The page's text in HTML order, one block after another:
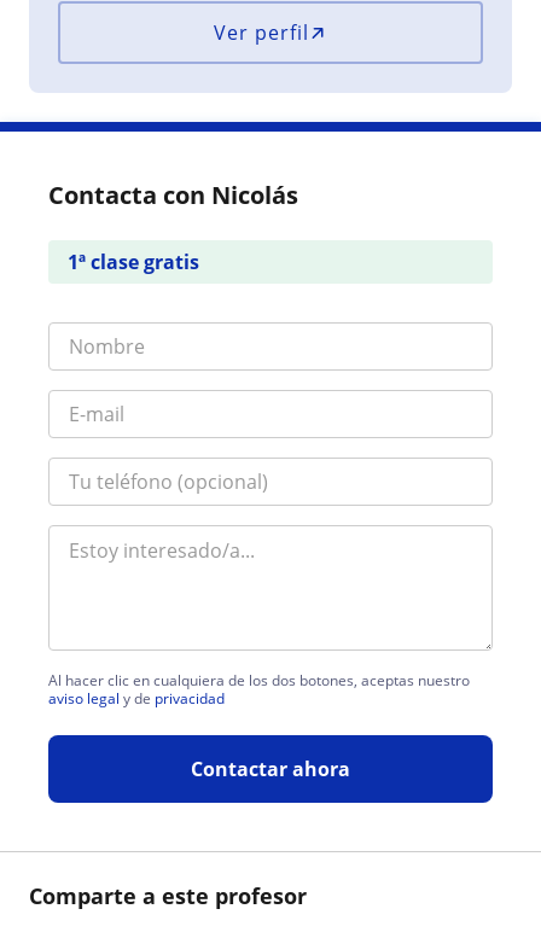
Comparte a este profesor
Ver perfil
Contacta con Nicolás
1ª clase gratis
Al hacer clic en cualquiera de los dos botones, aceptas nuestro
aviso legal y de privacidad
Contactar ahora